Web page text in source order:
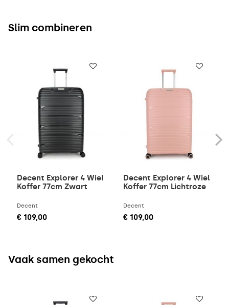
Slim combineren
Decent Explorer 4 Wiel
Koffer 77cm Zwart
Decent
€ 109,00
Decent Explorer 4 Wiel
Koffer 77cm Lichtroze
Decent
€ 109,00
Vaak samen gekocht